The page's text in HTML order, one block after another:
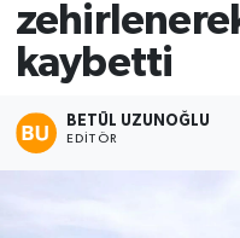
kaybetti
BETÜL UZUNOĞLU
EDITÖR
Savunma -
Son Dakika